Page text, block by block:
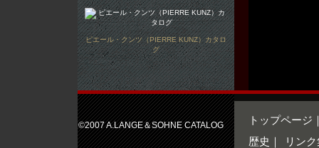
ピエール・クンツ（PIERRE KUNZ）カタロ
グ
トップページ
歴史 ｜
リン
©2007 A.LANGE＆SOHNE CATALOG